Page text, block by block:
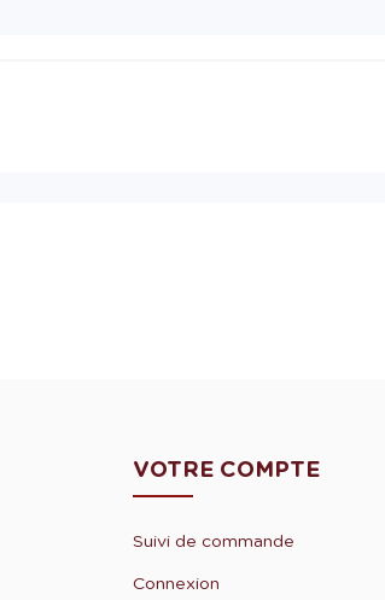
VOTRE COMPTE
Suivi de commande
Connexion